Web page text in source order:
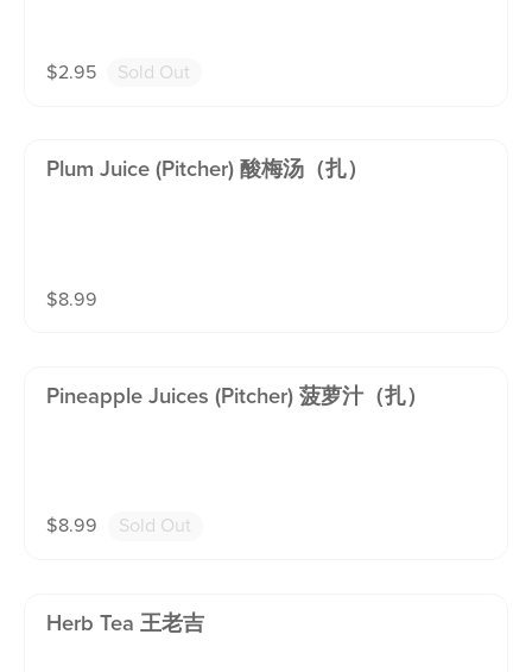
$2.95 Sold Out
Plum Juice (pitcher) 酸梅汤（扎）
$8.99
Pineapple Juices (pitcher) 菠萝汁（扎）
$8.99 Sold Out
Herb Tea 王老吉